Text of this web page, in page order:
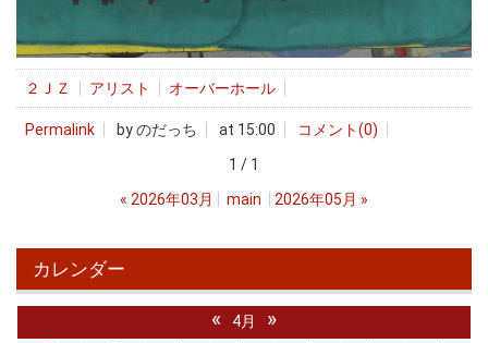
２ＪＺ アリスト オーバーホール
Permalink by のだっち at 15:00
コメント(0)
1 / 1
« 2026年03月 main 2026年05月 »
カレンダー
« 4月 »